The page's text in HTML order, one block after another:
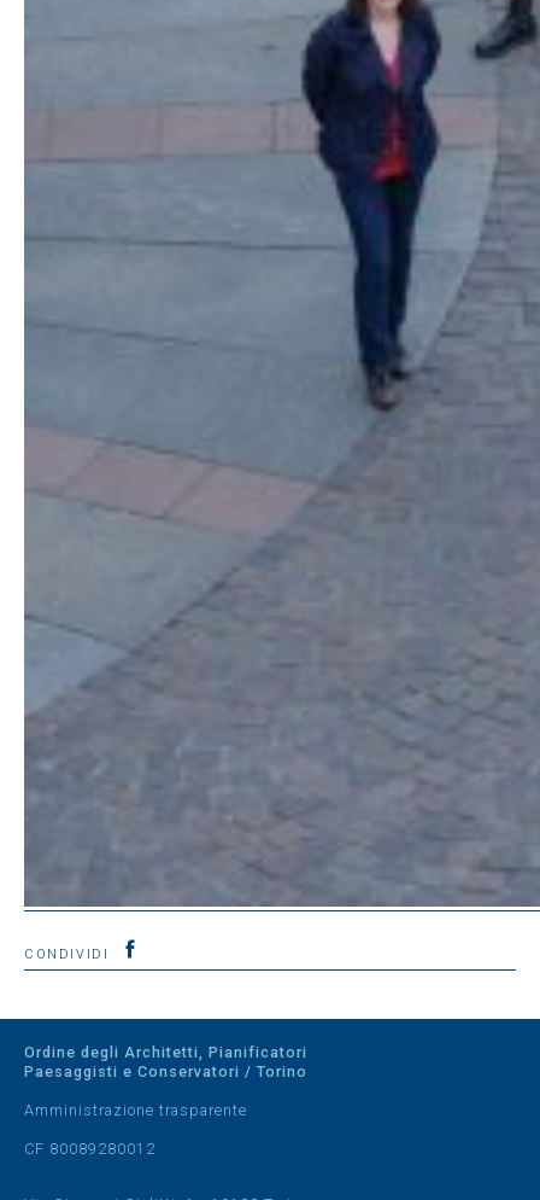
CONDIVIDI
Ordine degli Architetti, Pianificatori
Paesaggisti e Conservatori / Torino
Amministrazione trasparente
CF 80089280012